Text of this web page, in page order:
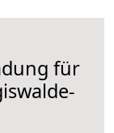
für